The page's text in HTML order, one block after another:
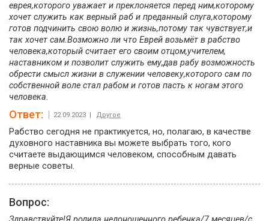
еврея,которого уважает и преклоняется перед ним,которому
хочет служить как верный раб и преданный слуга,которому
готов подчинить свою волю и жизнь,потому так чувствует,и
так хочет сам.Возможно ли что Еврей возьмёт в рабство
человека,который считает его своим отцом,учителем,
наставником и позволит служить ему,дав рабу возможность
обрести смысл жизни в служении человеку,которого сам по
собственной воле стал рабом и готов пасть к ногам этого
человека.
Ответ: 22.09.2023 | Другое
Рабство сегодня не практикуется, но, полагаю, в качестве
духовного наставника вы можете выбрать того, кого
считаете выдающимся человеком, способным давать
верные советы.
Вопрос: